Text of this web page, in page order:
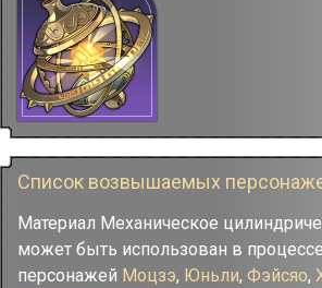
Список возвышаемых
Материал Механическое
может быть использован в
персонажей Моцзэ, Юньли, Фэйсяо,